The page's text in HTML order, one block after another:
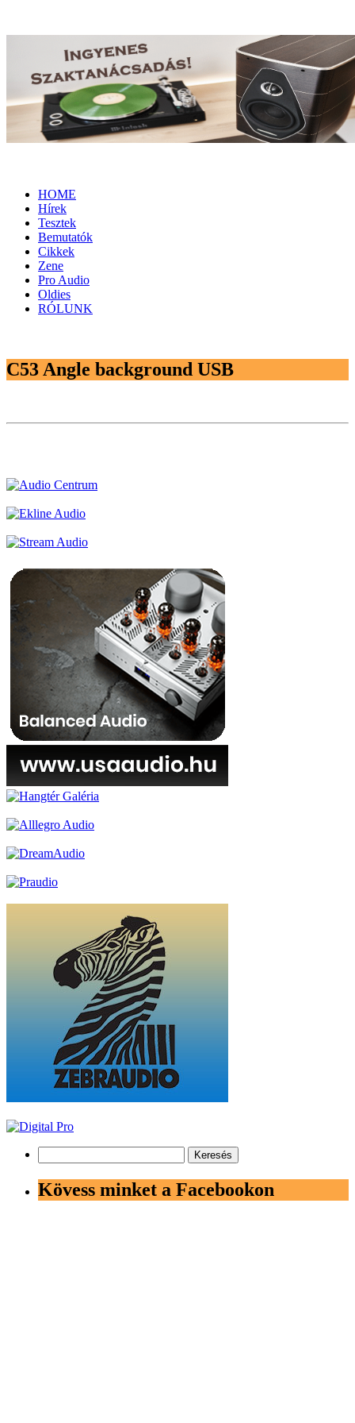
HOME
Hírek
Tesztek
Bemutatók
Cikkek
Zene
Pro Audio
Oldies
RÓLUNK
C53 Angle background USB
Kövess minket a Facebookon